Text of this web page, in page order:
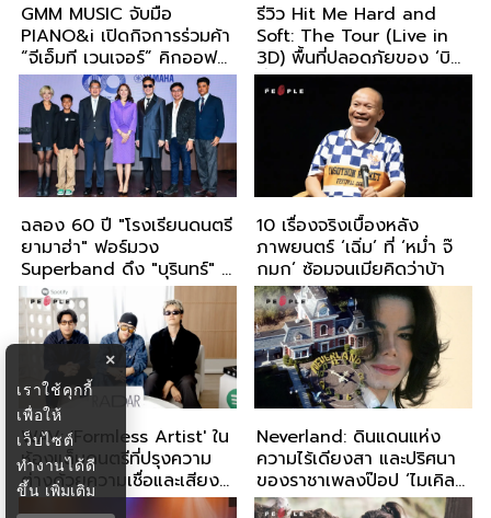
GMM MUSIC จับมือ
PIANO&i เปิดกิจการร่วมค้า
“จีเอ็มที เวนเจอร์” คิกออฟ
คอนเสิร์ตแรก “90's -
2000's PIANO & i
CONCERT : Grammy
Songbook”
รีวิว Hit Me Hard and
Soft: The Tour (Live in
3D) พื้นที่ปลอดภัยของ ‘บิล
ลี่ ไอลิช’
ฉลอง 60 ปี "โรงเรียนดนตรี
ยามาฮ่า" ฟอร์มวง
Superband ดึง "บุรินทร์" ฟี
เจอริ่งเพลง
10 เรื่องจริงเบื้องหลัง
ภาพยนตร์ ‘เฉิ่ม’ ที่ ‘หม่ำ จ๊
กมก’ ซ้อมจนเมียคิดว่าบ้า
WAV: 'Formless Artist' ใน
ห้องแล็บดนตรีที่ปรุงความ
ต่างด้วยความเชื่อและเสียง
เพลง
Neverland: ดินแดนแห่ง
ความไร้เดียงสา และปริศนา
ของราชาเพลงป๊อป ‘ไมเคิล
แจ๊กสัน’
×
เราใช้คุกกี้
เพื่อให้
เว็บไซต์
ทำงานได้ดี
ขึ้นเพิ่มเติม